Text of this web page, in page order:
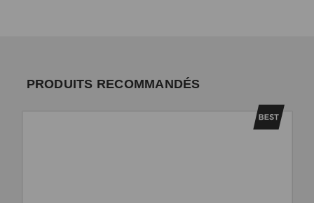
PRODUITS RECOMMANDÉS